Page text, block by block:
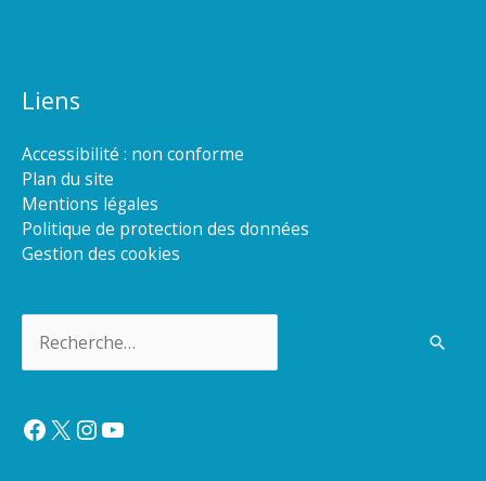
Liens
Accessibilité : non conforme
Plan du site
Mentions légales
Politique de protection des données
Gestion des cookies
Facebook
X Instagram
YouTube